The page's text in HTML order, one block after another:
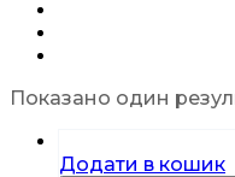
Показано один
Додати в кошик